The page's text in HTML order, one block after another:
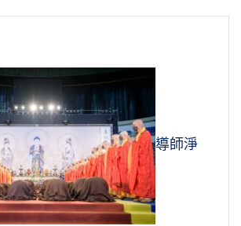
導師淨